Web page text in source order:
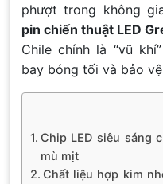
phượt trong không
pin chiến thuật LED
Chile chính là “vũ
bay bóng tối và bảo
Chip LED siêu sáng
mù mịt
Chất liệu hợp kim